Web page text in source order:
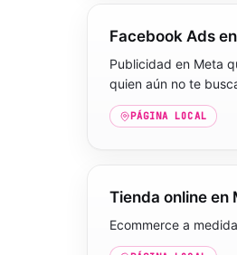
Facebook Ads
Publicidad en Meta
quien aún no te
PÁGINA LOCAL
Tienda online en
Ecommerce a